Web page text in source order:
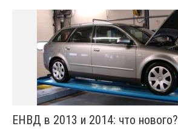
ЕНВД в 2013 и 2014: что нового?